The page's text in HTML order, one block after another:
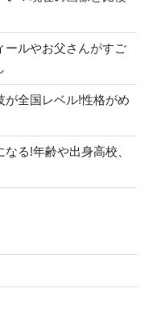
ールやお父さんがすご
が全国レベル!性格がめ
る!年齢や出身高校、